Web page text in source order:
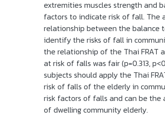
extremities muscles strength and
factors to indicate risk of fall. The
relationship between the balance
identify the risks of fall in
the relationship of the Thai FRAT
at risk of falls was fair (p=0.313,
subjects should apply the Thai
risk of falls of the elderly in
risk factors of falls and can be
of dwelling community elderly.